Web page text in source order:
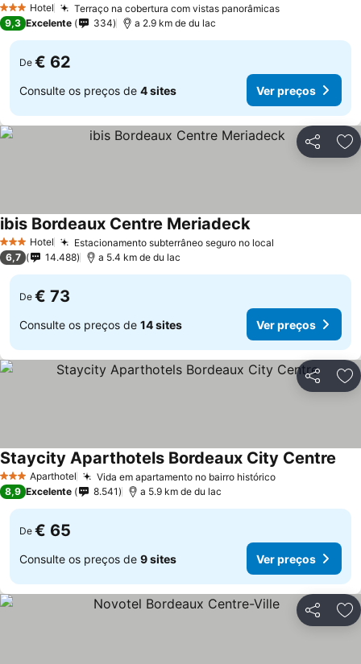
3 EstrelasHotel
Terraço na cobertura com vistas panorâmicas
9,3 Excelente 334 a 2.9 km de du lac
De € 62
Consulte os preços de 4 sites Ver preços
Partilhar
3 EstrelasHotel Estacionamento subterrâneo seguro no local
ibis Bordeaux Centre Meriadeck
6,7 14.488 a 5.4 km de du lac
De € 73
Consulte os preços de 14 sites Ver preços
Partilhar
3 EstrelasAparthotel Vida em apartamento no bairro histórico
Staycity Aparthotels Bordeaux City Centre
8,9 Excelente 8.541 a 5.9 km de du lac
De € 65
Consulte os preços de 9 sites Ver preços
Partilhar